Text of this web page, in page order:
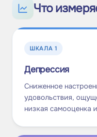
Что
ШКАЛА 1
Депрессия
Сниженное
удовольствия,
низкая самооценка